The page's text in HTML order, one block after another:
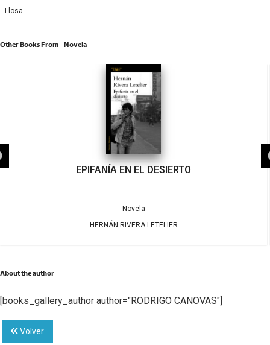
Llosa.
Other Books From - Novela
EPIFANÍA EN EL DESIERTO
Novela
HERNÁN RIVERA LETELIER
About the author
[books_gallery_author author="RODRIGO CANOVAS"]
Volver